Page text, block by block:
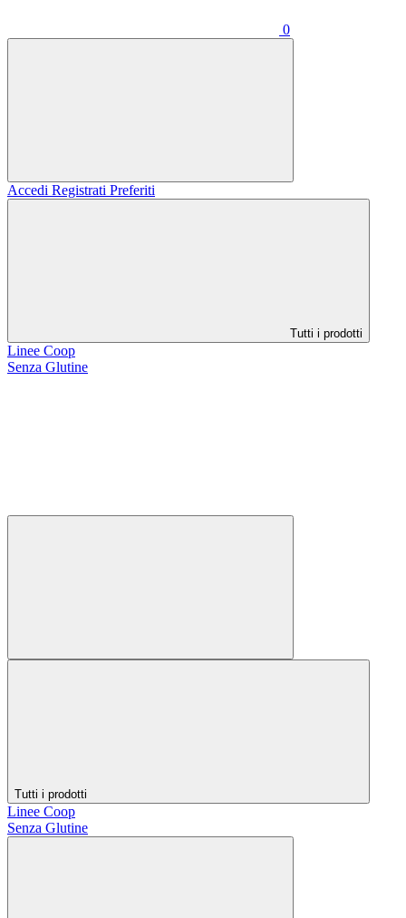
0
Accedi Registrati Preferiti
Tutti i prodotti
Linee Coop
Senza Glutine
Tutti i prodotti
Linee Coop
Senza Glutine